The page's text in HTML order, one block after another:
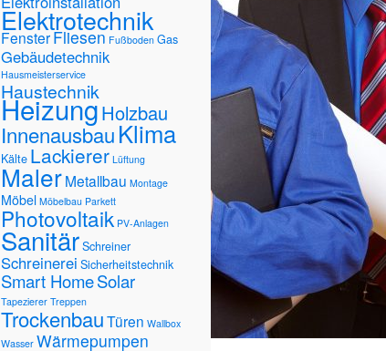
Elektrotechnik
FensterFliesen Fußboden Gas
Gebäudetechnik
Hausmeisterservice
Haustechnik
HeizungHolzbau
InnenausbauKlima
Kälte Lackierer Lüftung
MalerMetallbau Montage
Möbel Möbelbau Parkett
Photovoltaik PV-Anlagen
SanitärSchreiner
Schreinerei Sicherheitstechnik
Smart HomeSolar
Tapezierer Treppen
TrockenbauTüren Wallbox
Wasser Wärmepumpen